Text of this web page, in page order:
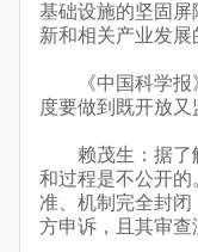
基础设施的坚固屏
新和相关产业发展
《中国科学报》
度要做到既开放又
赖茂生：据了
和过程是不公开
准、机制完全封
方申诉，且其审查